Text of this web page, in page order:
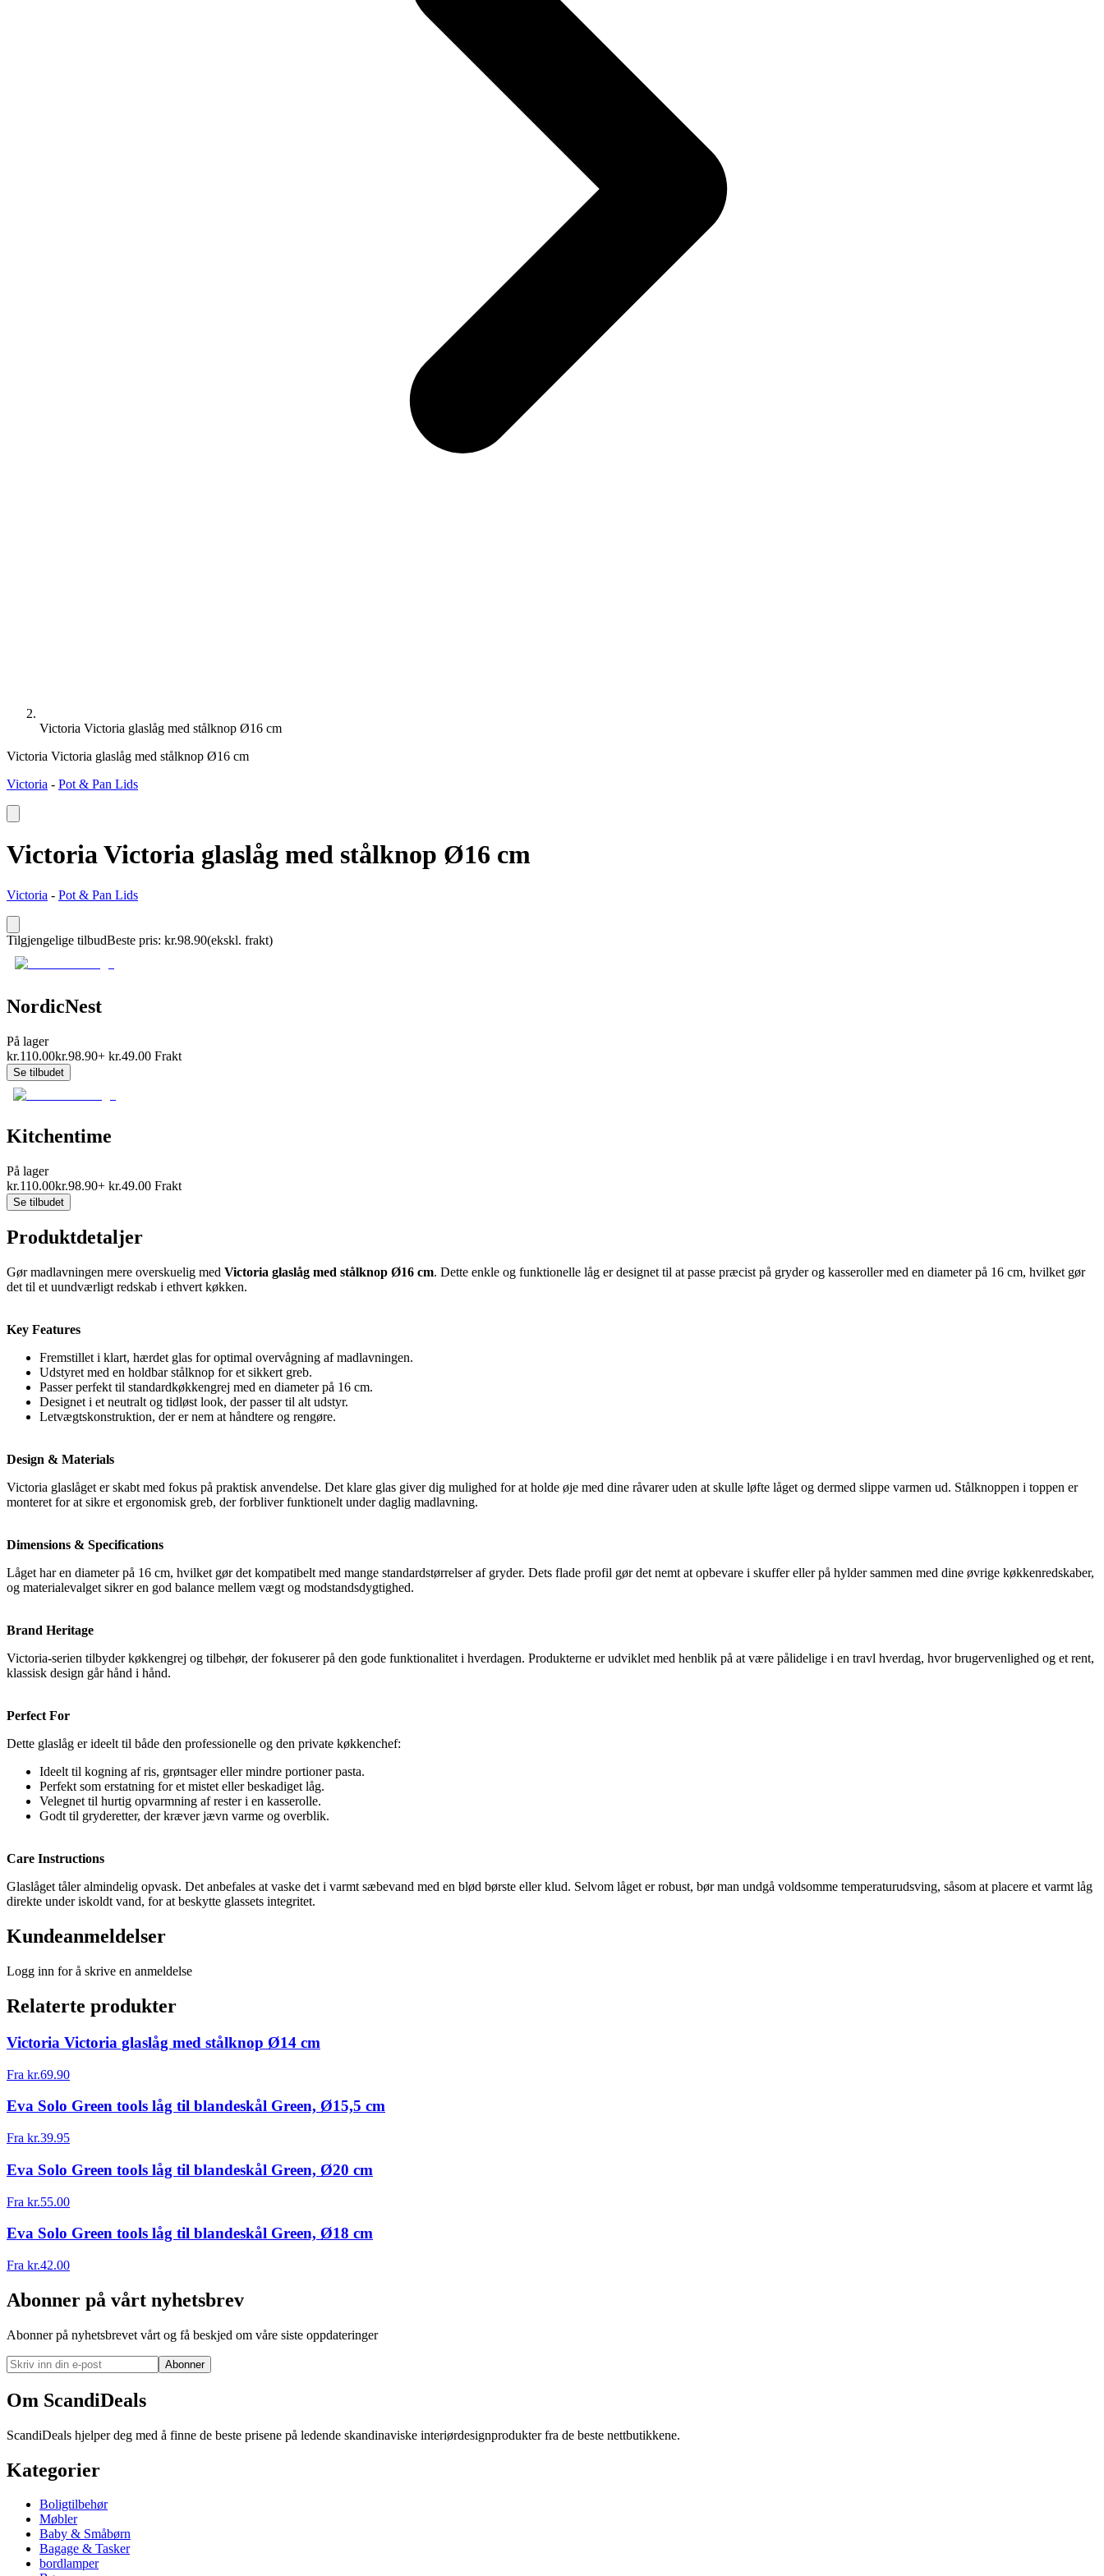
Victoria Victoria glaslåg med stålknop Ø16 cm
Victoria Victoria glaslåg med stålknop Ø16 cm
Victoria - Pot & Pan Lids
Victoria Victoria glaslåg med stålknop Ø16 cm
Victoria - Pot & Pan Lids
Tilgjengelige tilbudBeste pris: kr.98.90(ekskl. frakt)
NordicNest
På lager
kr.110.00kr.98.90+ kr.49.00 Frakt
Se tilbudet
Kitchentime
På lager
kr.110.00kr.98.90+ kr.49.00 Frakt
Se tilbudet
Produktdetaljer
Gør madlavningen mere overskuelig med Victoria glaslåg med stålknop Ø16 cm. Dette enkle og funktionelle låg er designet til at passe præcist på gryder og kasseroller med en diameter på 16 cm, hvilket gør
det til et uundværligt redskab i ethvert køkken.
Key Features
Fremstillet i klart, hærdet glas for optimal overvågning af madlavningen.
Udstyret med en holdbar stålknop for et sikkert greb.
Passer perfekt til standardkøkkengrej med en diameter på 16 cm.
Designet i et neutralt og tidløst look, der passer til alt udstyr.
Letvægtskonstruktion, der er nem at håndtere og rengøre.
Design & Materials
Victoria glaslåget er skabt med fokus på praktisk anvendelse. Det klare glas giver dig mulighed for at holde øje med dine råvarer uden at skulle løfte låget og dermed slippe varmen ud. Stålknoppen i toppen er
monteret for at sikre et ergonomisk greb, der forbliver funktionelt under daglig madlavning.
Dimensions & Specifications
Låget har en diameter på 16 cm, hvilket gør det kompatibelt med mange standardstørrelser af gryder. Dets flade profil gør det nemt at opbevare i skuffer eller på hylder sammen med dine øvrige køkkenredskaber,
og materialevalget sikrer en god balance mellem vægt og modstandsdygtighed.
Brand Heritage
Victoria-serien tilbyder køkkengrej og tilbehør, der fokuserer på den gode funktionalitet i hverdagen. Produkterne er udviklet med henblik på at være pålidelige i en travl hverdag, hvor brugervenlighed og et rent,
klassisk design går hånd i hånd.
Perfect For
Dette glaslåg er ideelt til både den professionelle og den private køkkenchef:
Ideelt til kogning af ris, grøntsager eller mindre portioner pasta.
Perfekt som erstatning for et mistet eller beskadiget låg.
Velegnet til hurtig opvarmning af rester i en kasserolle.
Godt til gryderetter, der kræver jævn varme og overblik.
Care Instructions
Glaslåget tåler almindelig opvask. Det anbefales at vaske det i varmt sæbevand med en blød børste eller klud. Selvom låget er robust, bør man undgå voldsomme temperaturudsving, såsom at placere et varmt låg
direkte under iskoldt vand, for at beskytte glassets integritet.
Kundeanmeldelser
Logg inn for å skrive en anmeldelse
Relaterte produkter
Victoria Victoria glaslåg med stålknop Ø14 cm
Fra kr.69.90
Eva Solo Green tools låg til blandeskål Green, Ø15,5 cm
Fra kr.39.95
Eva Solo Green tools låg til blandeskål Green, Ø20 cm
Fra kr.55.00
Eva Solo Green tools låg til blandeskål Green, Ø18 cm
Fra kr.42.00
Abonner på vårt nyhetsbrev
Abonner på nyhetsbrevet vårt og få beskjed om våre siste oppdateringer
Abonner
Om ScandiDeals
ScandiDeals hjelper deg med å finne de beste prisene på ledende skandinaviske interiørdesignprodukter fra de beste nettbutikkene.
Kategorier
Boligtilbehør
Møbler
Baby & Småbørn
Bagage & Tasker
bordlamper